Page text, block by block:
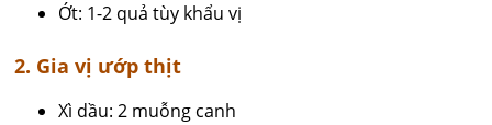
Ớt: 1-2 quả tùy khẩu vị
2. Gia vị ướp thịt
Xì dầu: 2 muỗng canh